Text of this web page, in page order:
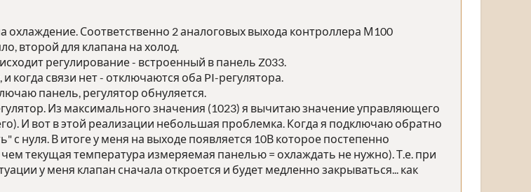
охлаждение. Соответственно 2 аналоговых выхода контроллера М100
второй для клапана на холод.
регулирование - встроенный в панель Z033.
когда связи нет - отключаются оба PI-регулятора.
панель, регулятор обнуляется.
Из максимального значения (1023) я вычитаю значение управляющего
И вот в этой реализации небольшая проблемка. Когда я подключаю обратно
с нуля. В итоге у меня на выходе появляется 10В которое постепенно
текущая температура измеряемая панелью = охлаждать не нужно). Т.е. при
у меня клапан сначала откроется и будет медленно закрываться... как